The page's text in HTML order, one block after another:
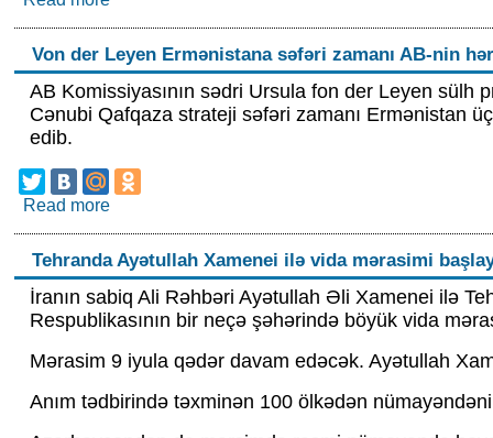
Von der Leyen Ermənistana səfəri zamanı AB-nin
AB Komissiyasının sədri Ursula fon der Leyen sülh
Cənubi Qafqaza strateji səfəri zamanı Ermənistan
edib.
Read moreabout Von der Leyen Ermənistana səfəri zamanı
Tehranda Ayətullah Xamenei ilə vida mərasimi
İranın sabiq Ali Rəhbəri Ayətullah Əli Xamenei ilə
Respublikasının bir neçə şəhərində böyük vida
Mərasim 9 iyula qədər davam edəcək. Ayətullah
Anım tədbirində təxminən 100 ölkədən